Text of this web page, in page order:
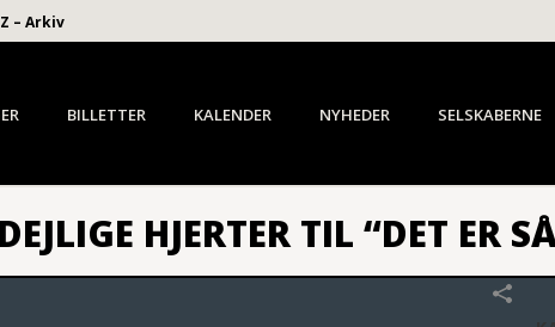
Z – Arkiv
BILLETTER KALENDER NYHEDER SELSKABERNE
HJERTER TIL “DET ER